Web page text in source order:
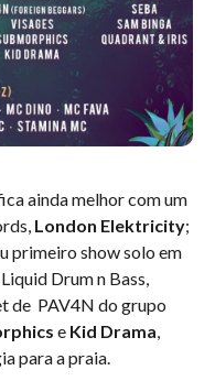
ainda melhor com um
London Elektricity;
primeiro show solo em
Drum n Bass,
de PAV4N do grupo
e Kid Drama,
para a praia.